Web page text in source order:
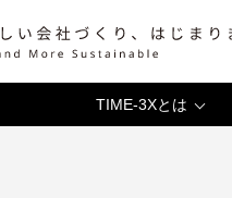
TIME-3Xとは